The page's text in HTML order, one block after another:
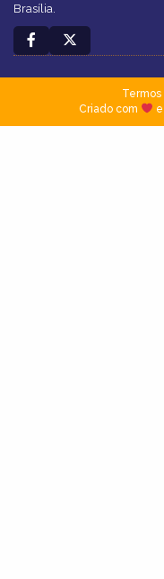
Brasília.
Termos|
Criado com
e